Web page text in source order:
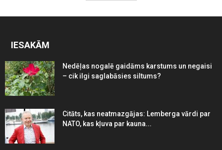
IESAKĀM
Nedēļas nogalē gaidāms karstums un negaisi
– cik ilgi saglabāsies siltums?
Citāts, kas neatmazgājas: Lemberga vārdi par
NATO, kas kļuva par kauna...